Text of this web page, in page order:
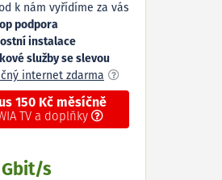
k nám vyřídíme za vás
podpora
instalace
služby se slevou
internet zdarma
150 Kč měsíčně
TV a doplňky
Gbit/s